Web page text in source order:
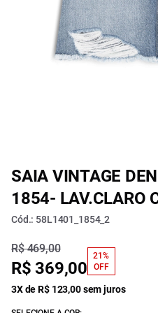
SAIA VINTAGE
1854- LAV.CLARO
Cód.: 58L1401_1854_2
R$ 469,00
R$ 369,00
21%
OFF
3X de R$ 123,00 sem juros